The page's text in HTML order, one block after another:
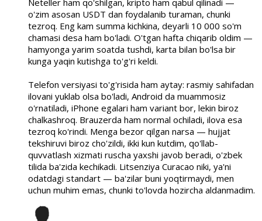
Neteller ham qo'shilgan, kripto ham qabul qilinadi —
o'zim asosan USDT dan foydalanib turaman, chunki
tezroq. Eng kam summa kichkina, deyarli 10 000 so'm
chamasi desa ham bo'ladi. O'tgan hafta chiqarib oldim —
hamyonga yarim soatda tushdi, karta bilan bo'lsa bir
kunga yaqin kutishga to'g'ri keldi.
Telefon versiyasi to'g'risida ham aytay: rasmiy sahifadan
ilovani yuklab olsa bo'ladi, Android da muammosiz
o'rnatiladi, iPhone egalari ham variant bor, lekin biroz
chalkashroq. Brauzerda ham normal ochiladi, ilova esa
tezroq ko'rindi. Menga bezor qilgan narsa — hujjat
tekshiruvi biroz cho'zildi, ikki kun kutdim, qo'llab-
quvvatlash xizmati ruscha yaxshi javob beradi, o'zbek
tilida ba'zida kechikadi. Litsenziya Curacao niki, ya'ni
odatdagi standart — ba'zilar buni yoqtirmaydi, men
uchun muhim emas, chunki to'lovda hozircha aldanmadim.